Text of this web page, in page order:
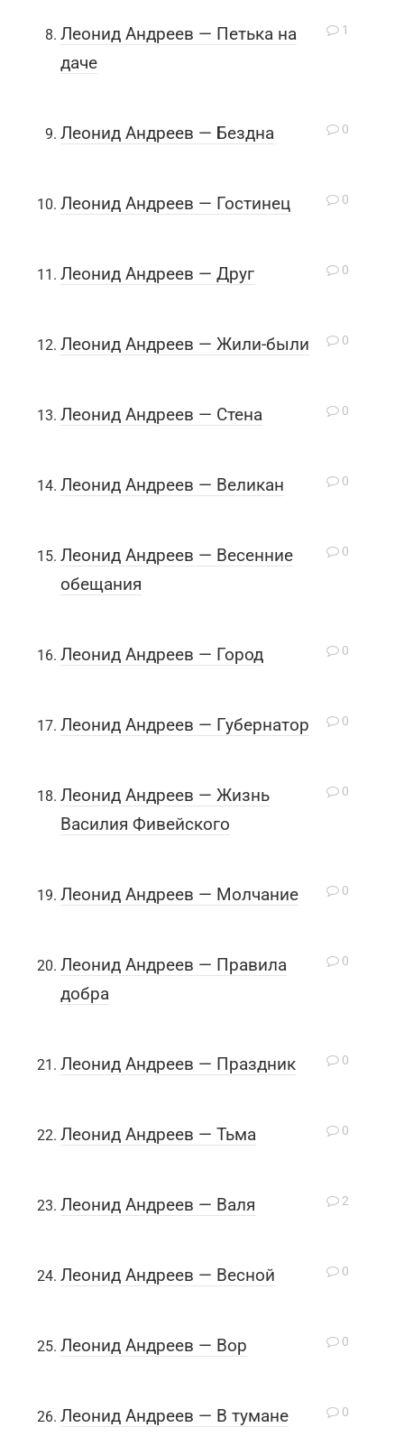
1
Леонид Андреев — Петька на
даче
0
Леонид Андреев — Бездна
0
Леонид Андреев — Гостинец
0
Леонид Андреев — Друг
0
Леонид Андреев — Жили-были
0
Леонид Андреев — Стена
0
Леонид Андреев — Великан
0
Леонид Андреев — Весенние
обещания
0
Леонид Андреев — Город
0
Леонид Андреев — Губернатор
0
Леонид Андреев — Жизнь
Василия Фивейского
0
Леонид Андреев — Молчание
0
Леонид Андреев — Правила
добра
0
Леонид Андреев — Праздник
0
Леонид Андреев — Тьма
2
Леонид Андреев — Валя
0
Леонид Андреев — Весной
0
Леонид Андреев — Вор
0
Леонид Андреев — В тумане